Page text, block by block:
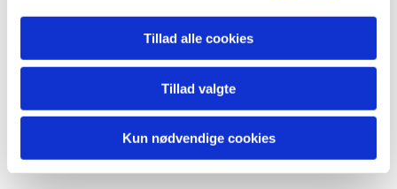
Tillad alle cookies
Tillad valgte
Kun nødvendige cookies